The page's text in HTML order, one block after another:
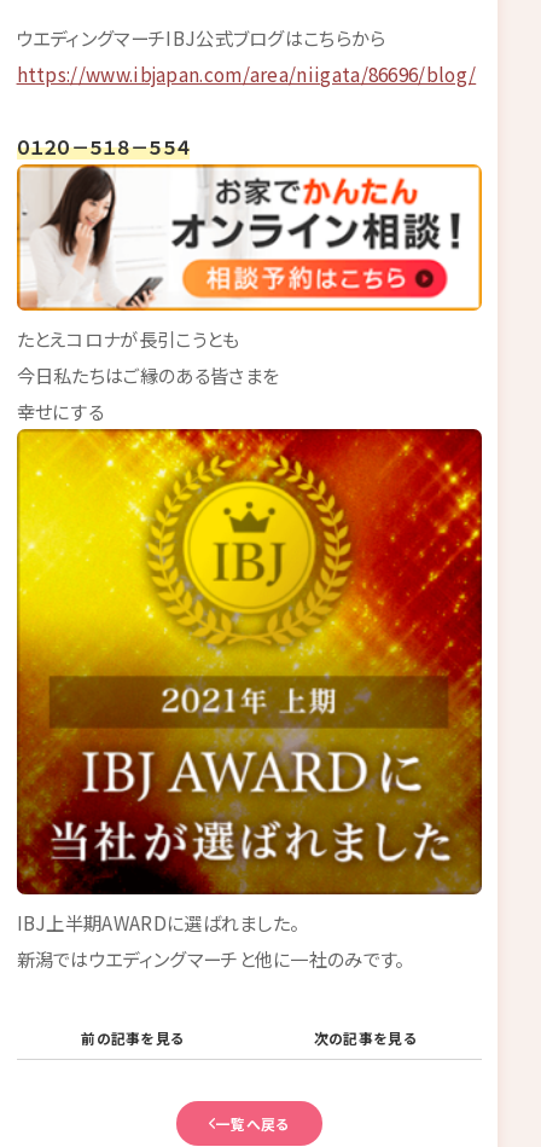
ウエディングマーチIBJ公式ブログはこちらから
https://www.ibjapan.com/area/niigata/86696/blog/
０１２０－５１８－５５４
たとえコロナが長引こうとも
今日私たちはご縁のある皆さまを
幸せにする
IBJ上半期AWARDに選ばれました。
新潟ではウエディングマーチと他に一社のみです。
前の記事を見る 次の記事を見る
一覧へ戻る